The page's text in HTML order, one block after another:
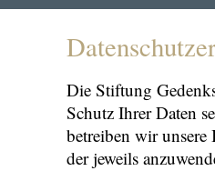
Die Stiftung
Schutz Ihrer Daten
betreiben wir
der jeweils